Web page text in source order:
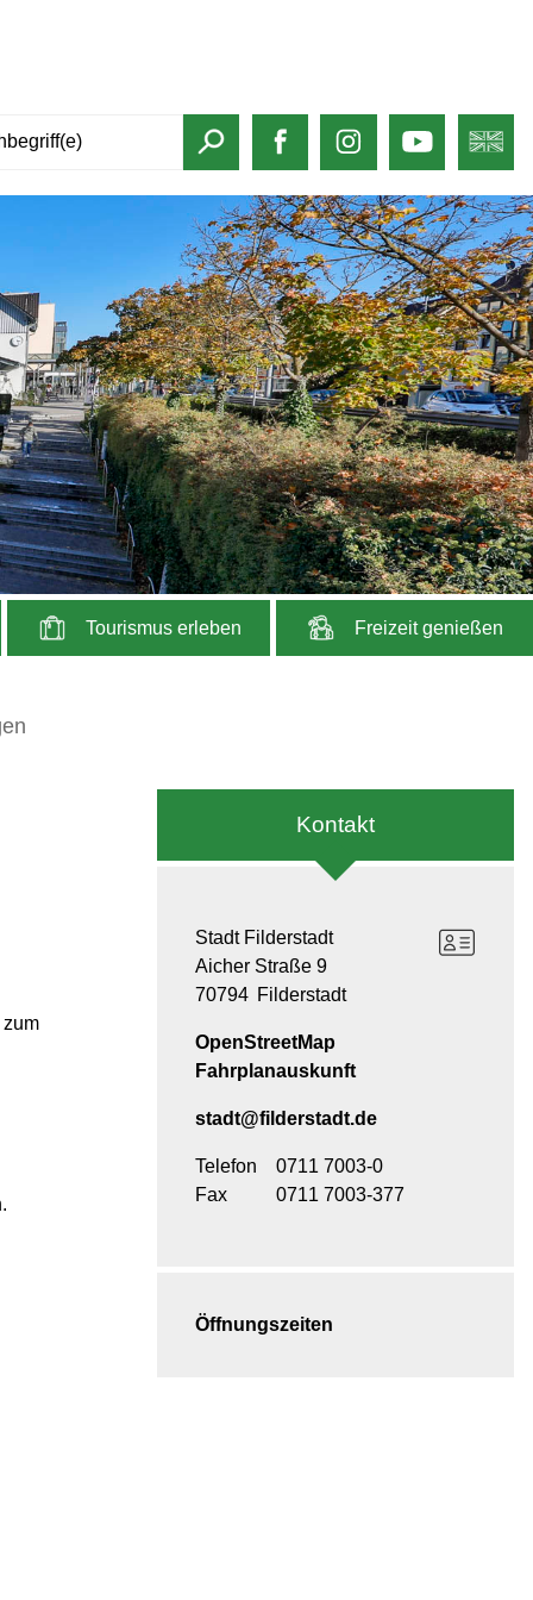
Tourismus erleben Freizeit genießen
Kontakt
Stadt Filderstadt
Aicher Straße 9
70794 Filderstadt
OpenStreetMap
Fahrplanauskunft
stadt@filderstadt.de
Telefon
0711 7003-0
Fax
0711 7003-377
Öffnungszeiten